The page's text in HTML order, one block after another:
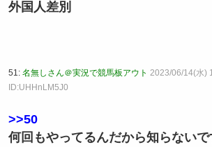
外国人差別
51: 名無しさん＠実況で競馬板アウト 2023/06/14(水)
ID:UHHnLM5J0
>>50
何回もやってるんだから知らない